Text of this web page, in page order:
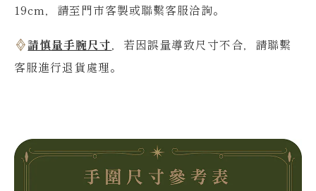
19cm，請至門市客製或聯繫客服洽詢。
請慎量手腕尺寸，若因誤量導致尺寸不合，請聯繫
客服進行退貨處理。